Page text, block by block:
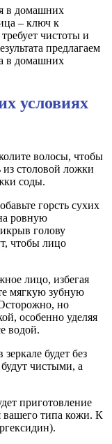
в домашних
– ключ к
чистоты и
предлагаем
в домашних
условиях
волосы, чтобы
из столовой ложки
соды.
горсть сухих
ровную
голову
чтобы лицо
лицо, избегая
мягкую зубную
но
особенно уделяя
водой.
будет без
чистыми, а
приготовление
вашего типа кожи. К